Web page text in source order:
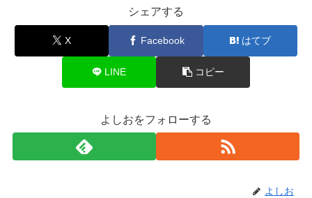
シェアする
X Facebook はてブ
LINE コピー
よしおをフォローする
よしお